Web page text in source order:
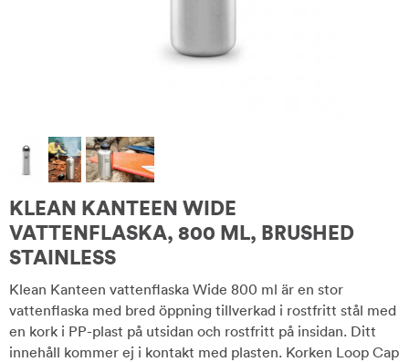
KLEAN KANTEEN WIDE
VATTENFLASKA, 800 ML, BRUSHED
STAINLESS
Klean Kanteen vattenflaska Wide 800 ml är en stor
vattenflaska med bred öppning tillverkad i rostfritt stål med
en kork i PP-plast på utsidan och rostfritt på insidan. Ditt
innehåll kommer ej i kontakt med plasten. Korken Loop Cap